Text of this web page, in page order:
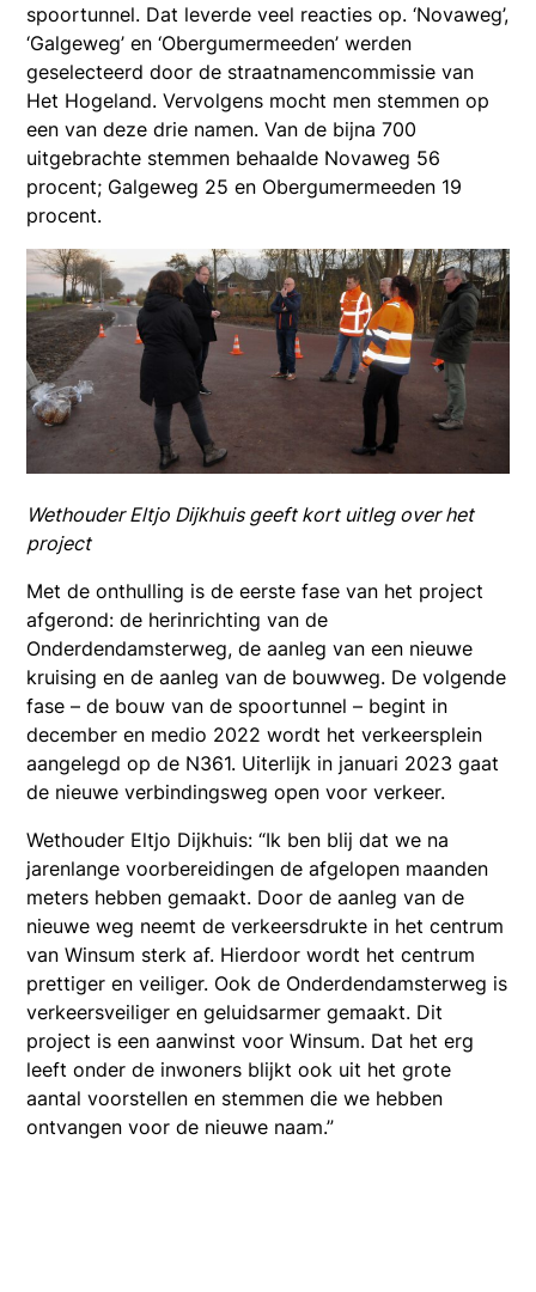
spoortunnel. Dat leverde veel reacties op. ‘Novaweg’,
‘Galgeweg’ en ‘Obergumermeeden’ werden
geselecteerd door de straatnamencommissie van
Het Hogeland. Vervolgens mocht men stemmen op
een van deze drie namen. Van de bijna 700
uitgebrachte stemmen behaalde Novaweg 56
procent; Galgeweg 25 en Obergumermeeden 19
procent.
Wethouder Eltjo Dijkhuis geeft kort uitleg over het
project
Met de onthulling is de eerste fase van het project
afgerond: de herinrichting van de
Onderdendamsterweg, de aanleg van een nieuwe
kruising en de aanleg van de bouwweg. De volgende
fase – de bouw van de spoortunnel – begint in
december en medio 2022 wordt het verkeersplein
aangelegd op de N361. Uiterlijk in januari 2023 gaat
de nieuwe verbindingsweg open voor verkeer.
Wethouder Eltjo Dijkhuis: “Ik ben blij dat we na
jarenlange voorbereidingen de afgelopen maanden
meters hebben gemaakt. Door de aanleg van de
nieuwe weg neemt de verkeersdrukte in het centrum
van Winsum sterk af. Hierdoor wordt het centrum
prettiger en veiliger. Ook de Onderdendamsterweg is
verkeersveiliger en geluidsarmer gemaakt. Dit
project is een aanwinst voor Winsum. Dat het erg
leeft onder de inwoners blijkt ook uit het grote
aantal voorstellen en stemmen die we hebben
ontvangen voor de nieuwe naam.”